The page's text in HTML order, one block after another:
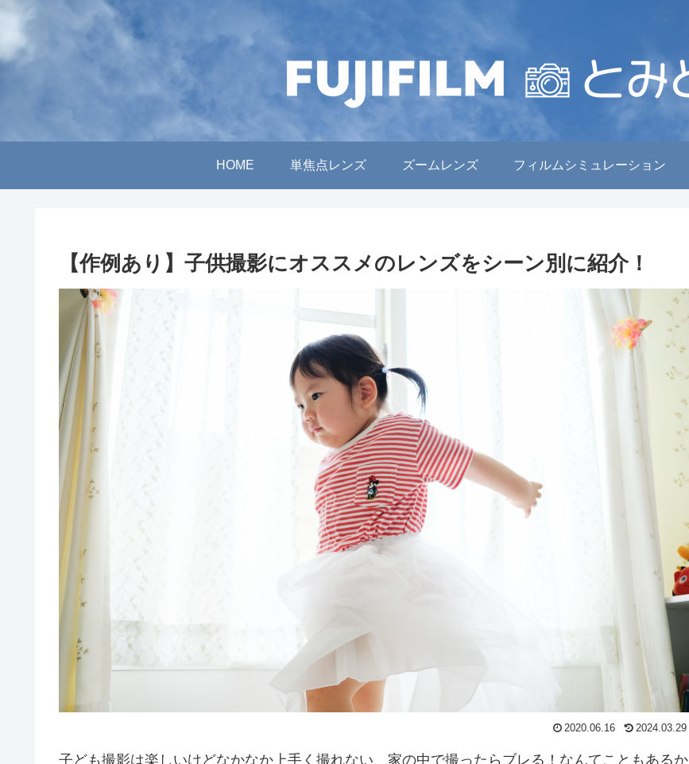
HOME 単焦点レンズ ズームレンズ フィルムシミュレーション
【作例あり】子供撮影にオススメのレンズをシーン別に紹介！
2020.06.16 2024.03.29
子ども撮影は楽しいけどなかなか上手く撮れない、家の中で撮ったらブレる！なんてこともあるか